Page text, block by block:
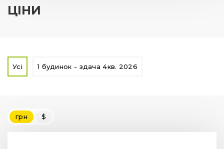
ЦІНИ
Усі 1 будинок - здача 4кв. 2026
грн $